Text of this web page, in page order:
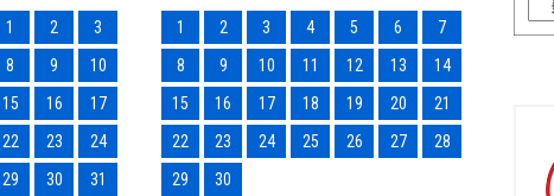
1
2
3
8 9
10
15 16
17
22 23
24
29 30 31
1
2 3 4 5 6
7
8
9 10 11 12 13
14
15
16 17 18 19 20
21
22
23 24 25 26 27
28
29
30